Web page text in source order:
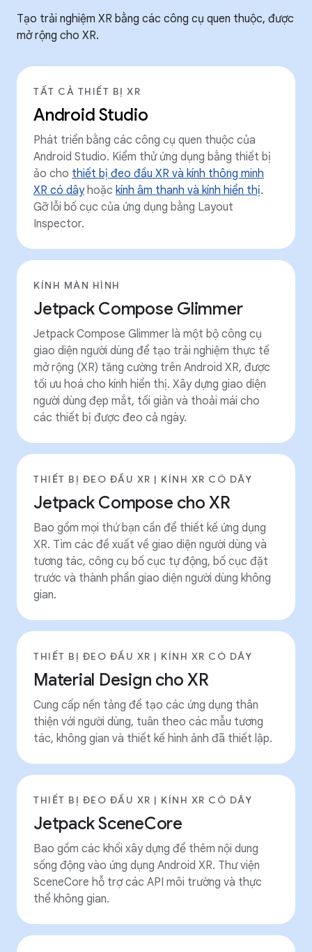
Tạo trải nghiệm XR bằng các công cụ quen thuộc, được
mở rộng cho XR.
TẤT CẢ THIẾT BỊ XR
Android Studio
Phát triển bằng các công cụ quen thuộc của
Android Studio. Kiểm thử ứng dụng bằng thiết bị
ảo cho thiết bị đeo đầu XR và kính thông minh
XR có dâyhoặc kính âm thanh và kính hiển thị.
Gỡ lỗi bố cục của ứng dụng bằng Layout
Inspector.
KÍNH MÀN HÌNH
Jetpack Compose Glimmer
Jetpack Compose Glimmer là một bộ công cụ
giao diện người dùng để tạo trải nghiệm thực tế
mở rộng (XR) tăng cường trên Android XR, được
tối ưu hoá cho kính hiển thị. Xây dựng giao diện
người dùng đẹp mắt, tối giản và thoải mái cho
các thiết bị được đeo cả ngày.
THIẾT BỊ ĐEO ĐẦU XR | KÍNH XR CÓ DÂY
Jetpack Compose cho XR
Bao gồm mọi thứ bạn cần để thiết kế ứng dụng
XR. Tìm các đề xuất về giao diện người dùng và
tương tác, công cụ bố cục tự động, bố cục đặt
trước và thành phần giao diện người dùng không
gian.
THIẾT BỊ ĐEO ĐẦU XR | KÍNH XR CÓ DÂY
Material Design cho XR
Cung cấp nền tảng để tạo các ứng dụng thân
thiện với người dùng, tuân theo các mẫu tương
tác, không gian và thiết kế hình ảnh đã thiết lập.
THIẾT BỊ ĐEO ĐẦU XR | KÍNH XR CÓ DÂY
Jetpack SceneCore
Bao gồm các khối xây dựng để thêm nội dung
sống động vào ứng dụng Android XR. Thư viện
SceneCore hỗ trợ các API môi trường và thực
thể không gian.